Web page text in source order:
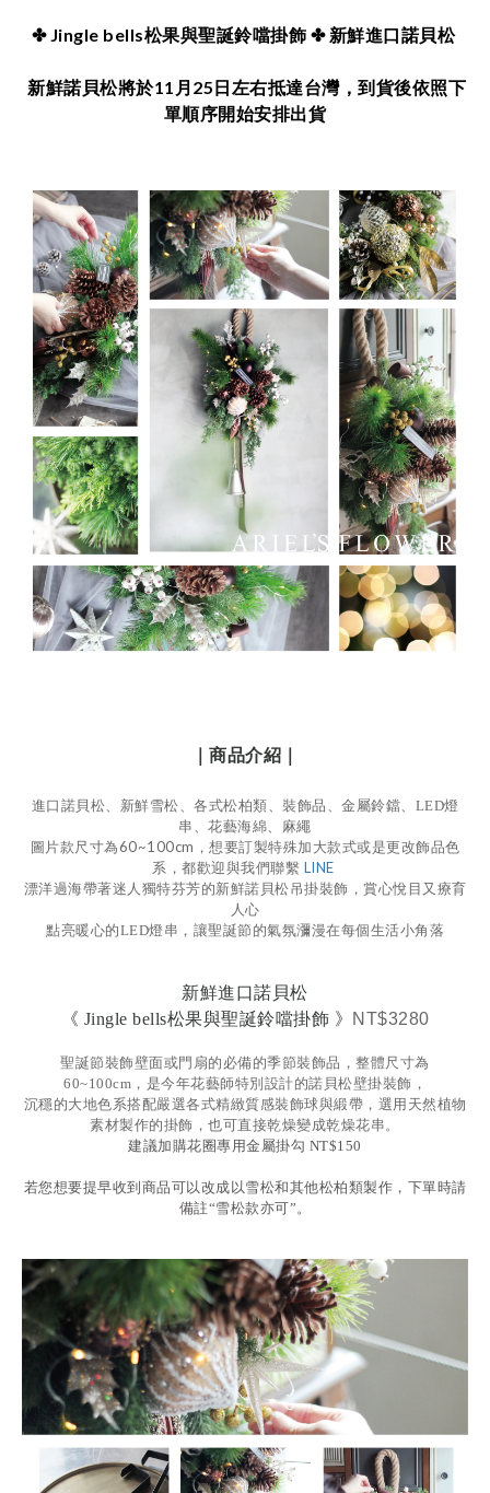
✤ Jingle bells松果與聖誕鈴噹掛飾 ✤ 新鮮進口諾貝松
新鮮諾貝松將於11月25日左右抵達台灣，到貨後依照下
單順序開始安排出貨
｜商品介紹｜
進口諾貝松、新鮮雪松、各式松柏類、裝飾品、金屬鈴鐺、LED燈
串、花藝海綿、麻繩
圖片款尺寸為60~100cm，想要訂製特殊加大款式或是更改飾品色
系，都歡迎與我們聯繫 LINE
漂洋過海帶著迷人獨特芬芳的新鮮諾貝松吊掛裝飾，賞心悅目又療育
人心
點亮暖心的LED燈串，讓聖誕節的氣氛瀰漫在每個生活小角落
新鮮進口諾貝松
《 Jingle bells松果與聖誕鈴噹掛飾 》
NT$3280
聖誕節裝飾壁面或門扇的必備的季節裝飾品，整體尺寸為
60~100cm，是今年花藝師特別設計的諾貝松壁掛裝飾，
沉穩的大地色系搭配嚴選各式精緻質感裝飾球與緞帶，選用天然植物
素材製作的掛飾，也可直接乾燥變成乾燥花串。
建議加購花圈專用金屬掛勾 NT$150
若您想要提早收到商品可以改成以雪松和其他松柏類製作，下單時請
備註“雪松款亦可”。